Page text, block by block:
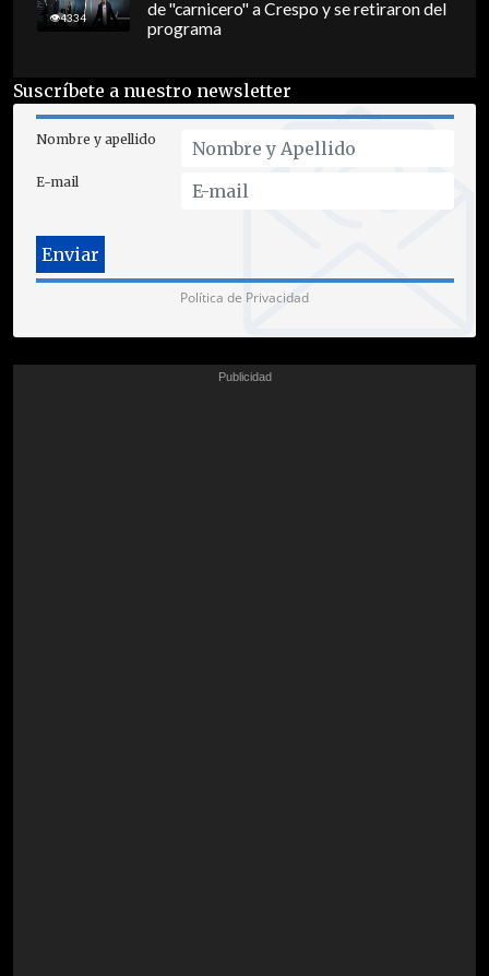
4334
de "carnicero" a Crespo y se retiraron del
programa
Suscríbete a nuestro newsletter
Nombre y apellido
E-mail
Política de Privacidad